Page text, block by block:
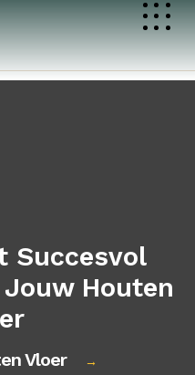
Succesvol
Jouw Houten
Vloer →